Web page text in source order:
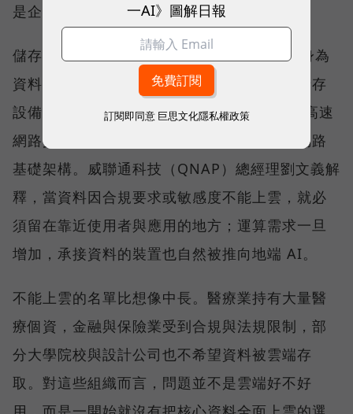
是企業必須重新決定資料放在哪裡。
儲存架構大致分為雲端與地端兩塊，QNAP 身為
資料安全的守護者，長期發展的是地端網路儲存
設備（NAS），並擴展至 25GbE、100GbE 高速
網路交換器產品線，提供完整的儲存與高速網路
基礎架構。威聯通科技（QNAP）總經理劉文義解
釋，當資料因合規要求或敏感度不能上雲，就必
須留在靠近使用者與應用的地方；運算需求一旦
增加，承接資料的裝置也自然被推向地端 AI。
不能上雲的名單比想像中長。醫療業持有大量醫
療個資，金融與保險業受到合規與法規限制，部
分大學院校與設計公司也不希望資料被雲端存
取。對這些組織而言，問題並不是雲端好不好
一AI》圖解日報
訂閱即同意 巨思文化隱私權政策